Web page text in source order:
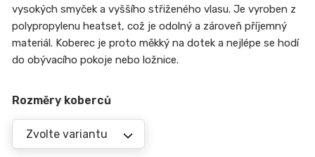
vysokých smyček a vyššího střiženého vlasu. Je vyroben z
polypropylenu heatset, což je odolný a zároveň příjemný
materiál. Koberec je proto měkký na dotek a nejlépe se hodí
do obývacího pokoje nebo ložnice.
Rozměry koberců